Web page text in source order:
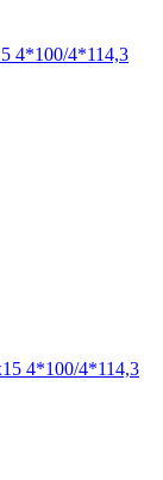
4*100/4*114,3
4*100/4*114,3